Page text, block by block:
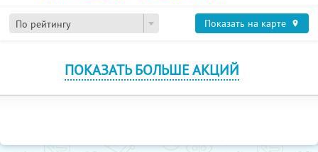
По рейтингу Показать на карте
ПОКАЗАТЬ БОЛЬШЕ АКЦИЙ